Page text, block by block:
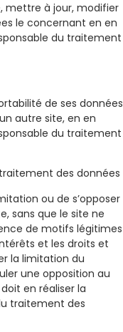
mettre à jour, modifier
le concernant en en
du traitement
de ses données
autre site, en en
du traitement
des données
ou de s’opposer
sans que le site ne
de motifs légitimes
et les droits et
la limitation du
une opposition au
en réaliser la
traitement des